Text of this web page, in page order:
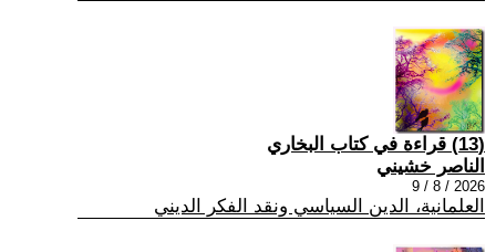
(13) قراءة في كتاب البخاري
الناصر خشيني
2026 / 8 / 9
العلمانية، الدين السياسي ونقد الفكر الديني